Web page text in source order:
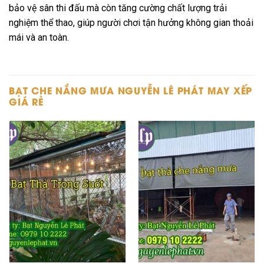
bảo vệ sân thi đấu mà còn tăng cường chất lượng trải
nghiệm thể thao, giúp người chơi tận hưởng không gian thoải
mái và an toàn.
BẠT CHE NẮNG MƯA NGUYỄN LÊ PHÁT MAY XẾP
GIÁ RẺ